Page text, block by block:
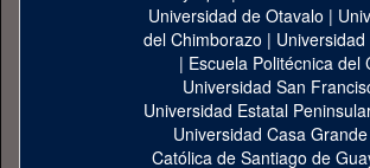
Universidad de Otavalo |
del Chimborazo |
| Escuela Politécnica del
Universidad San
Universidad Estatal
Universidad Casa Grande
Católica de Santiago de